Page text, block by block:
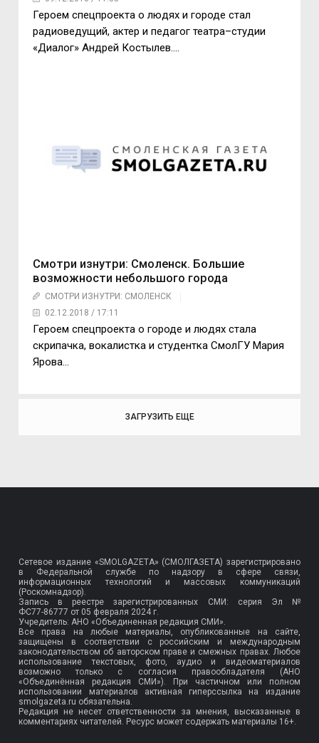
Героем спецпроекта о людях и городе стал
радиоведущий, актер и педагог театра–студии
«Диалог» Андрей Костылев….
Смотри изнутри: Смоленск. Большие
возможности небольшого города
СМОТРИ ИЗНУТРИ: СМОЛЕНСК
02.12.2018 / 17:11
Героем спецпроекта о городе и людях стала
скрипачка, вокалистка и студентка СмолГУ Мария
Ярова...
ЗАГРУЗИТЬ ЕЩЕ
Сетевое издание «SMOLGAZETA» (СМОЛГАЗЕТА) зарегистрировано
в Федеральной службе по надзору в сфере связи,
информационных технологий и массовых коммуникаций
(Роскомнадзор).
Запись в реестре зарегистрированных СМИ: серия Эл №
ФС77-86777 от 05 февраля 2024 г.
Учредитель: АНО «Объединенная редакция СМИ».
Все права на любые материалы, опубликованные на сайте,
защищены в соответствии с российским и международным
законодательством об авторском праве и смежных правах. Любое
использование текстовых, фото, аудио и видеоматериалов
возможно только с согласия правообладателя (АНО
«Объединённая редакция СМИ»). При частичном или полном
использовании материалов активная гиперссылка на издание
smolgazeta.ru обязательна.
Редакция не несет ответственности за мнения, высказанные в
комментариях читателей. Ресурс может содержать материалы 16+.